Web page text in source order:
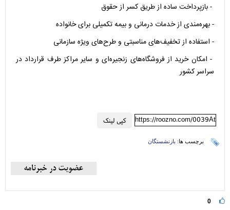
- بازپرداخت ساده از طریق کسر از حقوق
- بهره‌مندی از خدمات درمانی و بیمه تکمیلی برای خانواده
- استفاده از تخفیف‌های مناسبتی و طرح‌های ویژه سازمانی
- امکان خرید از فروشگاه‌های زنجیره‌ای و سایر مراکز طرف قرارداد در
سراسر کشور
کپی لینک https://roozno.com/0039At
برچسب ها: بازنشستگان
0